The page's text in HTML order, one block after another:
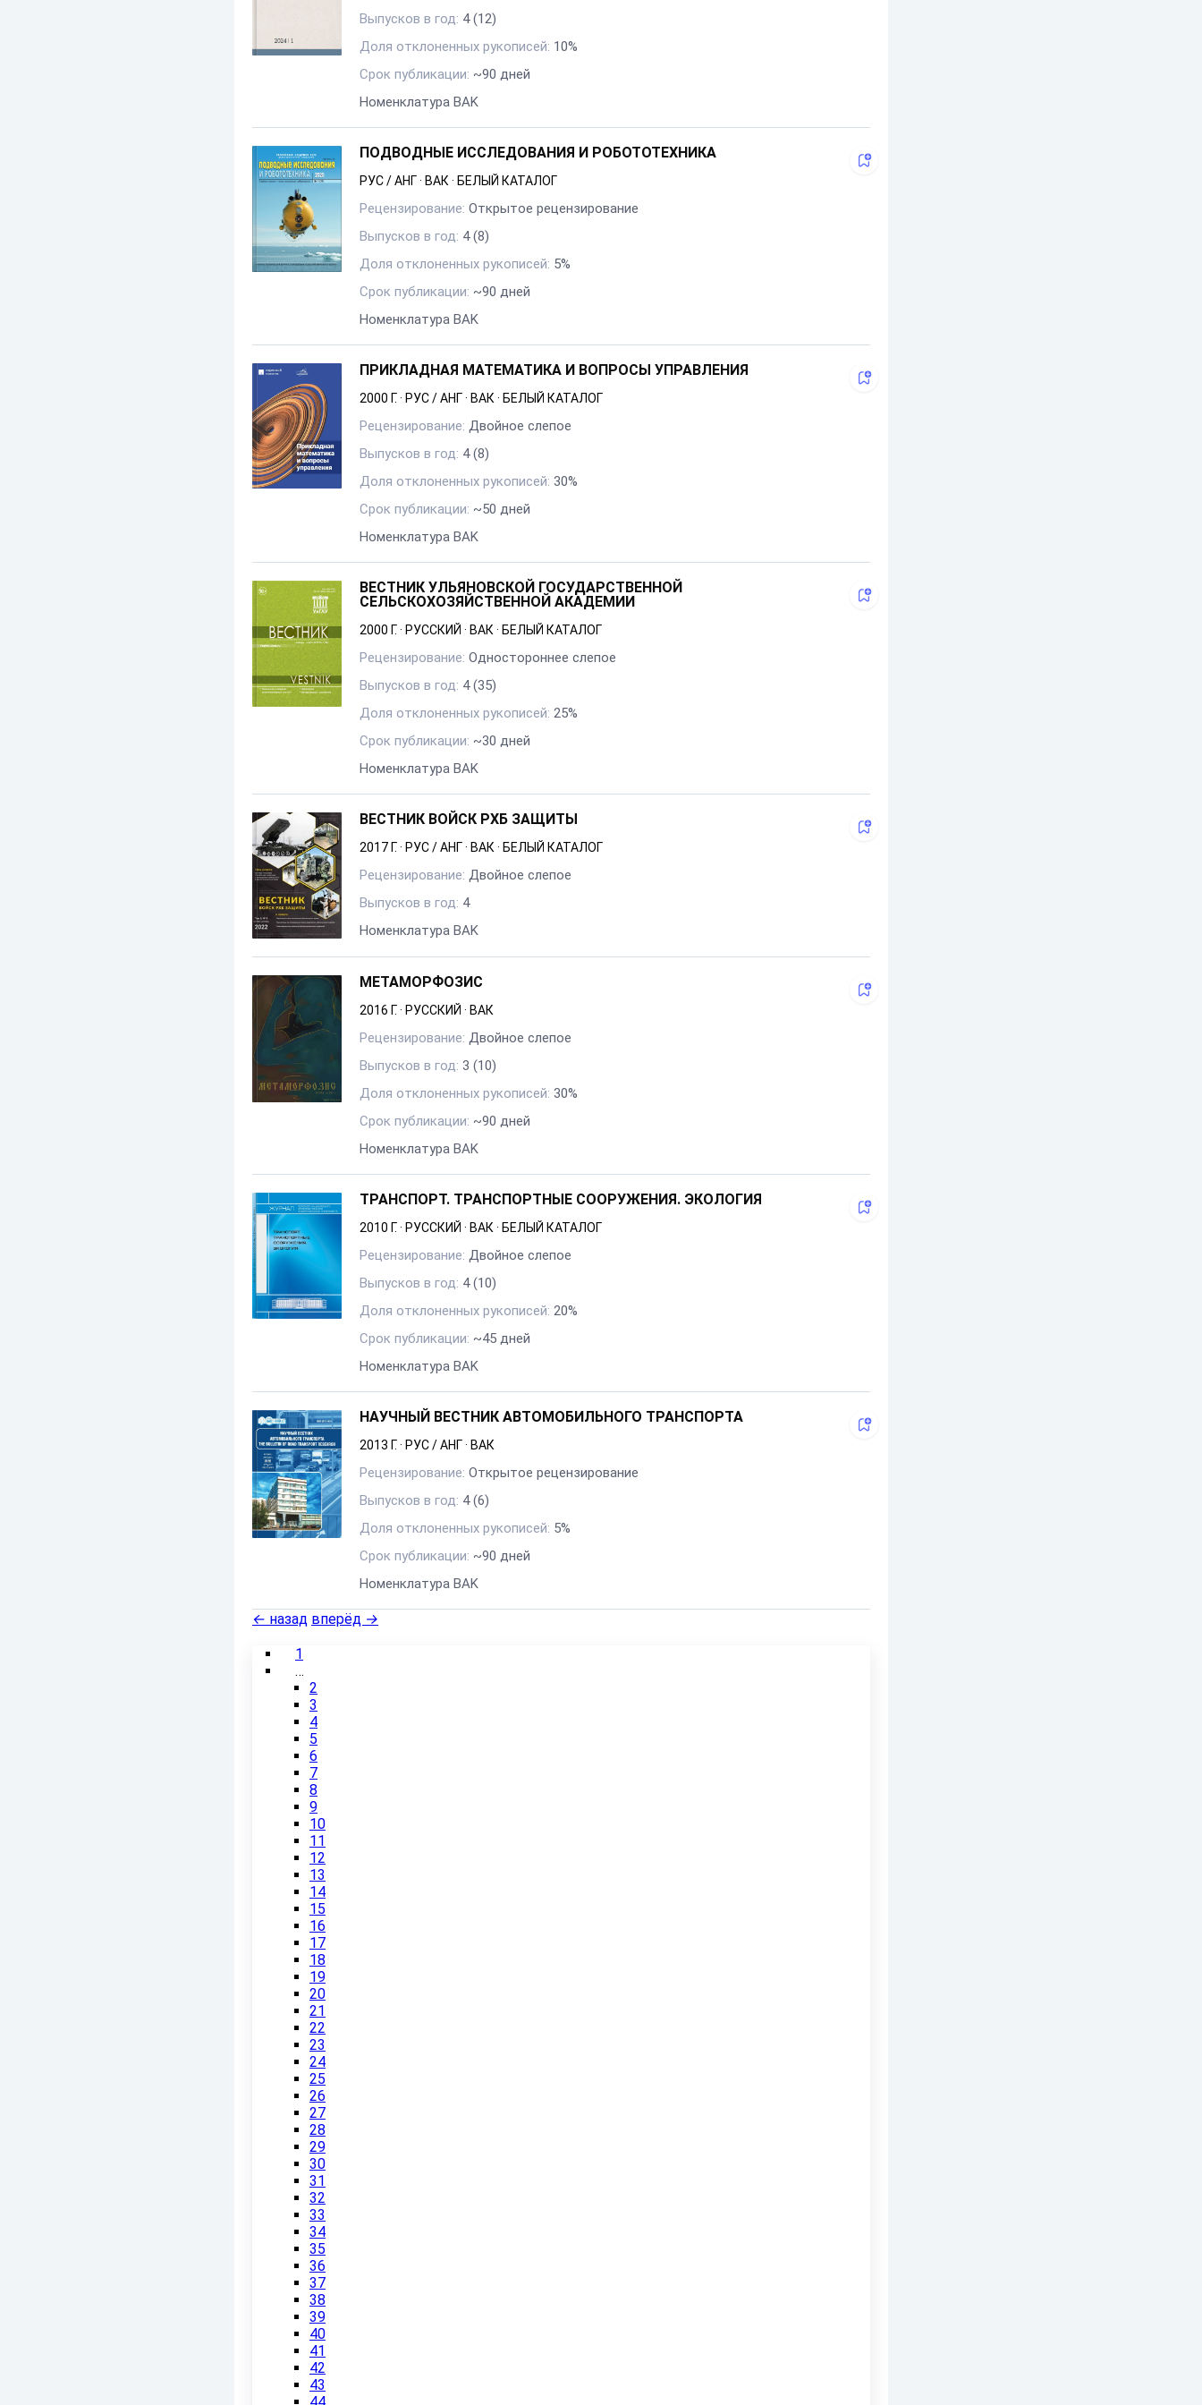
Выпусков в год: 4(12)
Доля отклоненных рукописей: 10%
Срок публикации: ~90 дней
Номенклатура BAK
ПОДВОДНЫЕ ИССЛЕДОВАНИЯ И РОБОТОТЕХНИКА
РУС / АНГ· ВАК · БЕЛЫЙ КАТАЛОГ
Рецензирование: Открытое рецензирование
Выпусков в год: 4(8)
Доля отклоненных рукописей: 5%
Срок публикации: ~90 дней
Номенклатура BAK
ПРИКЛАДНАЯ МАТЕМАТИКА И ВОПРОСЫ УПРАВЛЕНИЯ
2000 Г.· РУС / АНГ· ВАК · БЕЛЫЙ КАТАЛОГ
Рецензирование: Двойное слепое
Выпусков в год: 4(8)
Доля отклоненных рукописей: 30%
Срок публикации: ~50 дней
Номенклатура BAK
ВЕСТНИК УЛЬЯНОВСКОЙ ГОСУДАРСТВЕННОЙ
СЕЛЬСКОХОЗЯЙСТВЕННОЙ АКАДЕМИИ
2000 Г.· РУССКИЙ · ВАК · БЕЛЫЙ КАТАЛОГ
Рецензирование: Одностороннее слепое
Выпусков в год: 4(35)
Доля отклоненных рукописей: 25%
Срок публикации: ~30 дней
Номенклатура BAK
ВЕСТНИК ВОЙСК РХБ ЗАЩИТЫ
2017 Г.· РУС / АНГ· ВАК · БЕЛЫЙ КАТАЛОГ
Рецензирование: Двойное слепое
Выпусков в год: 4
Номенклатура BAK
МЕТАМОРФОЗИС
2016 Г.· РУССКИЙ · ВАК
Рецензирование: Двойное слепое
Выпусков в год: 3 (10)
Доля отклоненных рукописей: 30%
Срок публикации: ~90 дней
Номенклатура BAK
ТРАНСПОРТ. ТРАНСПОРТНЫЕ СООРУЖЕНИЯ. ЭКОЛОГИЯ
2010 Г.· РУССКИЙ · ВАК· БЕЛЫЙ КАТАЛОГ
Рецензирование: Двойное слепое
Выпусков в год: 4(10)
Доля отклоненных рукописей: 20%
Срок публикации: ~45 дней
Номенклатура BAK
НАУЧНЫЙ ВЕСТНИК АВТОМОБИЛЬНОГО ТРАНСПОРТА
2013 Г.· РУС / АНГ· ВАК
Рецензирование: Открытое рецензирование
Выпусков в год: 4(6)
Доля отклоненных рукописей: 5%
Срок публикации: ~90 дней
Номенклатура BAK
← назад вперёд →
1
…
2
3
4
5
6
7
8
9
10
11
12
13
14
15
16
17
18
19
20
21
22
23
24
25
26
27
28
29
30
31
32
33
34
35
36
37
38
39
40
41
42
43